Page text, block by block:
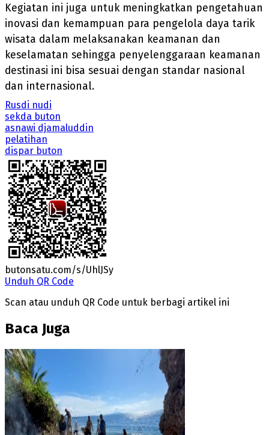
Kegiatan ini juga untuk meningkatkan pengetahuan
inovasi dan kemampuan para pengelola daya tarik
wisata dalam melaksanakan keamanan dan
keselamatan sehingga penyelenggaraan keamanan
destinasi ini bisa sesuai dengan standar nasional
dan internasional.
Rusdi nudi
sekda buton
asnawi djamaluddin
pelatihan
dispar buton
butonsatu.com/s/UhlJSy
Unduh QR Code
Scan atau unduh QR Code untuk berbagi artikel ini
Baca Juga